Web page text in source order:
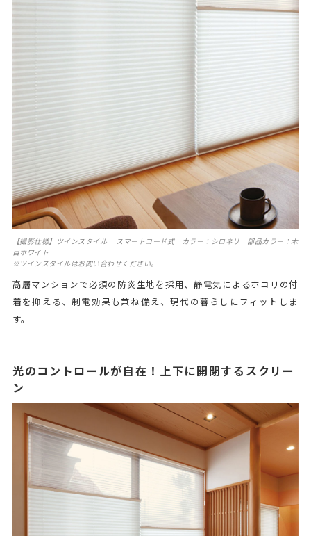
【撮影仕様】ツインスタイル スマートコード式 カラー：シロネリ 部品カラー：木
目ホワイト
※ツインスタイルはお問い合わせください。
高層マンションで必須の防炎生地を採用、静電気によるホコリの付
着を抑える、制電効果も兼ね備え、現代の暮らしにフィットしま
す。
光のコントロールが自在！上下に開閉するスクリー
ン